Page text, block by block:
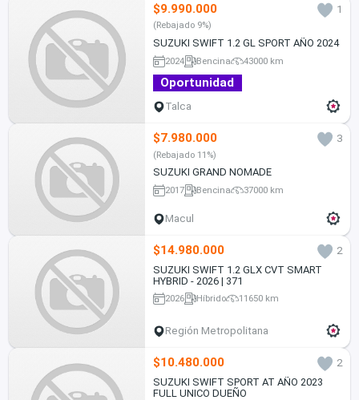
$9.990.000 1
(Rebajado 9%)
SUZUKI SWIFT 1.2 GL SPORT AÑO 2024
2024 Bencina 43000 km
Oportunidad
Talca
$7.980.000 3
(Rebajado 11%)
SUZUKI GRAND NOMADE
2017 Bencina 37000 km
Macul
$14.980.000
2
SUZUKI SWIFT 1.2 GLX CVT SMART
HYBRID - 2026 | 371
2026 Híbrido 11650 km
Región Metropolitana
$10.480.000
2
SUZUKI SWIFT SPORT AT AÑO 2023
FULL UNICO DUEÑO